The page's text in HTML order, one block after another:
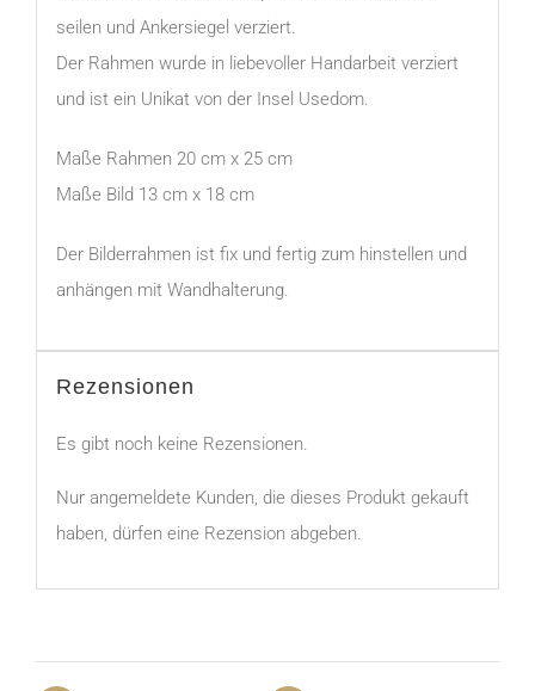
seilen und Ankersiegel verziert.
Der Rahmen wurde in liebevoller Handarbeit verziert
und ist ein Unikat von der Insel Usedom.
Maße Rahmen 20 cm x 25 cm
Maße Bild 13 cm x 18 cm
Der Bilderrahmen ist fix und fertig zum hinstellen und
anhängen mit Wandhalterung.
Rezensionen
Es gibt noch keine Rezensionen.
Nur angemeldete Kunden, die dieses Produkt gekauft
haben, dürfen eine Rezension abgeben.